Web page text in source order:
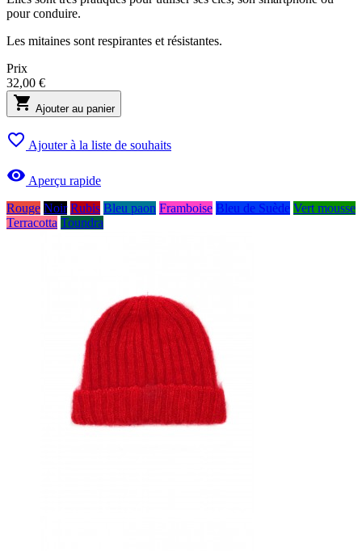
pour conduire.
Les mitaines sont respirantes et résistantes.
Prix
32,00 €
 Ajouter au panier
 Ajouter à la liste de souhaits
 Aperçu rapide
Rouge Noir Rubis Bleu paon Framboise Bleu de Suède Vert mousse
Terracotta Toundra